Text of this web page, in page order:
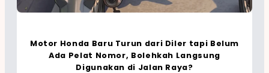
Motor Honda Baru Turun dari Diler tapi Belum
Ada Pelat Nomor, Bolehkah Langsung
Digunakan di Jalan Raya?